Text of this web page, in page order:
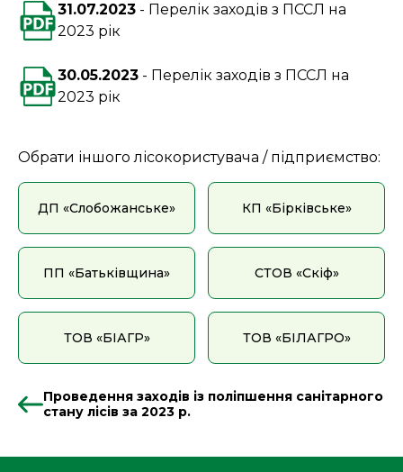
31.07.2023
Перелік заходів з ПССЛ на
2023 рік
30.05.2023
Перелік заходів з ПССЛ на
2023 рік
Обрати іншого лісокористувача / підприємство:
ДП «Слобожанське» КП «Бірківське»
ПП «Батьківщина» СТОВ «Скіф»
ТОВ «БІАГР» ТОВ «БІЛАГРО»
Проведення заходів із поліпшення санітарного
стану лісів за 2023 р.